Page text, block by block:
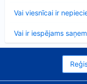
Vai viesnīcai ir
Vai ir iespējams